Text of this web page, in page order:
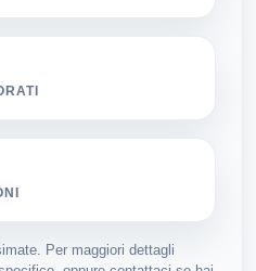
Per maggiori dettagli